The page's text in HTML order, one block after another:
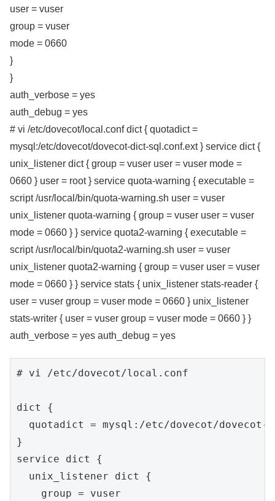
user = vuser
group = vuser
mode = 0660
}
}
auth_verbose = yes
auth_debug = yes
# vi /etc/dovecot/local.conf dict { quotadict =
mysql:/etc/dovecot/dovecot-dict-sql.conf.ext } service dict {
unix_listener dict { group = vuser user = vuser mode =
0660 } user = root } service quota-warning { executable =
script /usr/local/bin/quota-warning.sh user = vuser
unix_listener quota-warning { group = vuser user = vuser
mode = 0660 } } service quota2-warning { executable =
script /usr/local/bin/quota2-warning.sh user = vuser
unix_listener quota2-warning { group = vuser user = vuser
mode = 0660 } } service stats { unix_listener stats-reader {
user = vuser group = vuser mode = 0660 } unix_listener
stats-writer { user = vuser group = vuser mode = 0660 } }
auth_verbose = yes auth_debug = yes
# vi /etc/dovecot/local.conf
dict {
quotadict = mysql:/etc/dovecot/dovecot-
}
service dict {
  unix_listener dict {
    group = vuser